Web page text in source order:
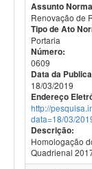
Assunto
Renovação de
Tipo de Ato
Portaria
Número:
0609
Data da
18/03/2019
Endereço
http://
data=18/03/
Descrição:
Homologação
Quadrienal